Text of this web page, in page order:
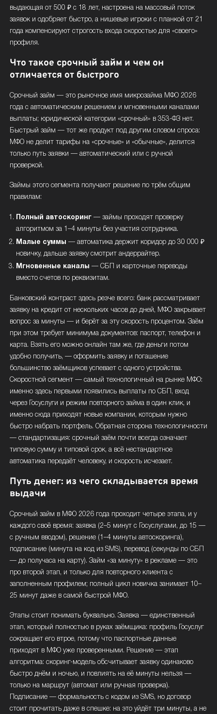
выдающая от 500 ₽ с 18 лет, настроена на массовый поток
заявок и одобряет быстро, а нишевые игроки с планкой от 21
года компенсируют строгость входа скоростью для «своего»
профиля.
Что такое срочный займ и чем он
отличается от быстрого
Срочный займ — это рыночное имя микрозайма МФО 2026
года с автоматическим решением и мгновенными каналами
выплаты; юридической категории «срочный» в 353-ФЗ нет.
Быстрый займ — тот же продукт под другим словом спроса:
МФО не делит тарифы на «срочные» и «обычные», делится
только путь заявки — автоматический или с ручной
проверкой.
Займы этого сегмента получают решение по трём общим
правилам:
Полный автоскоринг — займы проходят проверку
алгоритмом за 1–4 минуты без участия сотрудника.
Малые суммы — автоматика держит коридор до 30 000 ₽
новичку, дальше заявку смотрит андеррайтер.
Мгновенные каналы
— СБП и карточные переводы
вместо счетов по реквизитам.
Банковский контраст здесь резче всего: банк рассматривает
заявку на кредит от нескольких часов до дней, МФО закрывает
вопрос за минуты — и берёт за эту скорость процентом. Заём
при этом требует минимума документов: паспорт, телефон и
карта. Взять его можно онлайн там же, где деньги потом
удобно получить, — оформить заявку и погашение
большинство заёмщиков успевает с одного устройства.
Скоростной сегмент — самый технологичный на рынке МФО:
именно здесь первыми появились выплаты по СБП, вход
через Госуслуги и режим повторного займа в один клик, и
именно сюда приходят новые компании, которым нужно
быстро набрать портфель. Обратная сторона технологичности
— стандартизация: срочный заём почти всегда означает
типовую сумму и типовой срок, а всё нестандартное
автоматика передаёт человеку, и скорость исчезает.
Путь денег: из чего складывается время
выдачи
Срочный займ в МФО 2026 года проходит четыре этапа, и у
каждого своё время: заявка (2–5 минут с Госуслугами, до 15 —
с ручным вводом), решение (1–4 минуты автоскоринга),
подписание (минута на код из SMS), перевод (секунды по СБП
— до получаса на карту). Займ «за минуту» в рекламе — это
про второй этап, и только для повторного клиента с
заполненным профилем; полный цикл новичка занимает 10–
25 минут даже в самой быстрой МФО.
Этапы стоит понимать буквально. Заявка — единственный
этап, который полностью в руках заёмщика: профиль Госуслуг
сокращает его втрое, потому что паспортные данные
приходят в МФО уже проверенными. Решение — этап
алгоритма: скоринг-модель обсчитывает заявку одинаково
быстро днём и ночью, и повлиять на её минуты нельзя —
только на маршрут (автомат или ручная проверка).
Подписание — формальность с кодом из SMS, но договор
стоит прочитать даже в спешке: на это уйдёт три минуты, а не